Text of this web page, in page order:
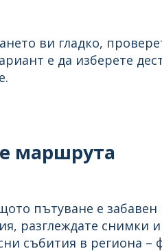
ви гладко,
е да изберете
маршрута
пътуване е
разглеждате снимки
събития в региона –